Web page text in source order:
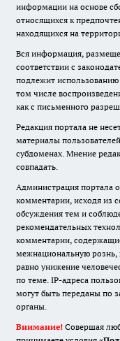
информации на основе
относящихся к
находящихся на
Вся информация,
соответствии с
подлежит
том числе
как с письменного
Редакция портала не
материалы
субдоменах. Мнение
совпадать.
Администрация портала
комментарии, исходя из
обсуждения тем и
рекомендательных
комментарии,
межнациональную рознь,
равно унижение
по теме. IP-адреса
могут быть переданы по
органы.
Внимание! Совершая